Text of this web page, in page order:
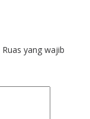
Ruas yang wajib